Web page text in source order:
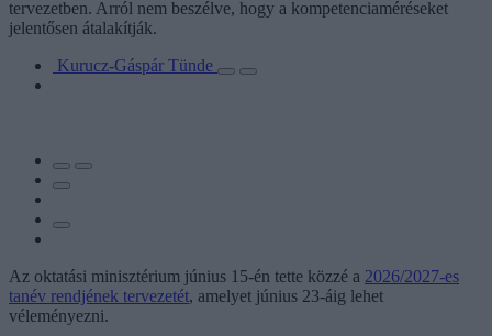
tervezetben. Arról nem beszélve, hogy a kompetenciaméréseket
jelentősen átalakítják.
Kurucz-Gáspár Tünde
Az oktatási minisztérium június 15-én tette közzé a 2026/2027-es
tanév rendjének tervezetét, amelyet június 23-áig lehet
véleményezni.